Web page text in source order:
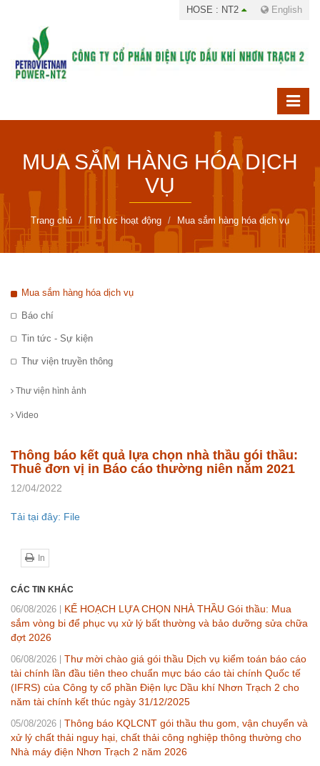
HOSE : NT2 English
MUA SẮM HÀNG HÓA DỊCH
VỤ
Trang chủ Tin tức hoạt động Mua sắm hàng hóa dịch vụ
Mua sắm hàng hóa dịch vụ
Báo chí
Tin tức - Sự kiện
Thư viện truyền thông
Thư viện hình ảnh
Video
Thông báo kết quả lựa chọn nhà thầu gói thầu:
Thuê đơn vị in Báo cáo thường niên năm 2021
12/04/2022
Tải tại đây: File
In
CÁC TIN KHÁC
06/08/2026
KẾ HOẠCH LỰA CHỌN NHÀ THẦU Gói thầu: Mua
sắm vòng bi để phục vụ xử lý bất thường và bảo dưỡng sửa chữa
đợt 2026
06/08/2026
Thư mời chào giá gói thầu Dịch vụ kiểm toán báo cáo
tài chính lần đầu tiên theo chuẩn mực báo cáo tài chính Quốc tế
(IFRS) của Công ty cổ phần Điện lực Dầu khí Nhơn Trạch 2 cho
năm tài chính kết thúc ngày 31/12/2025
05/08/2026
Thông báo KQLCNT gói thầu thu gom, vận chuyển và
xử lý chất thải nguy hại, chất thải công nghiệp thông thường cho
Nhà máy điện Nhơn Trạch 2 năm 2026